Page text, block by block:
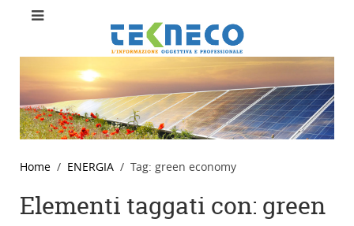
Home ENERGIA Tag: green economy
Elementi taggati con: green